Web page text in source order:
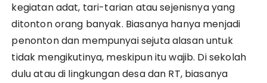
kegiatan adat, tari-tarian atau sejenisnya yang
ditonton orang banyak. Biasanya hanya menjadi
penonton dan mempunyai sejuta alasan untuk
tidak mengikutinya, meskipun itu wajib. Di sekolah
dulu atau di lingkungan desa dan RT, biasanya